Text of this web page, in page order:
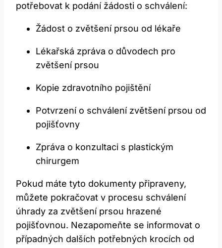
potřebovat k podání žádosti o schválení:
Žádost o zvětšení prsou od lékaře
Lékařská zpráva o důvodech pro
zvětšení prsou
Kopie zdravotního pojištění
Potvrzení o schválení zvětšení prsou od
pojišťovny
Zpráva o konzultaci s plastickým
chirurgem
Pokud máte tyto dokumenty připraveny,
můžete pokračovat v procesu schválení
úhrady za zvětšení prsou hrazené
pojišťovnou. Nezapomeňte se informovat o
případných dalších potřebných krocích od